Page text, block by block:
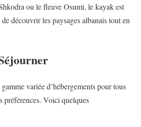
ou le fleuve Osumi, le kayak est
découvrir les paysages albanais tout en
variée d’hébergements pour tous
préférences. Voici quelques